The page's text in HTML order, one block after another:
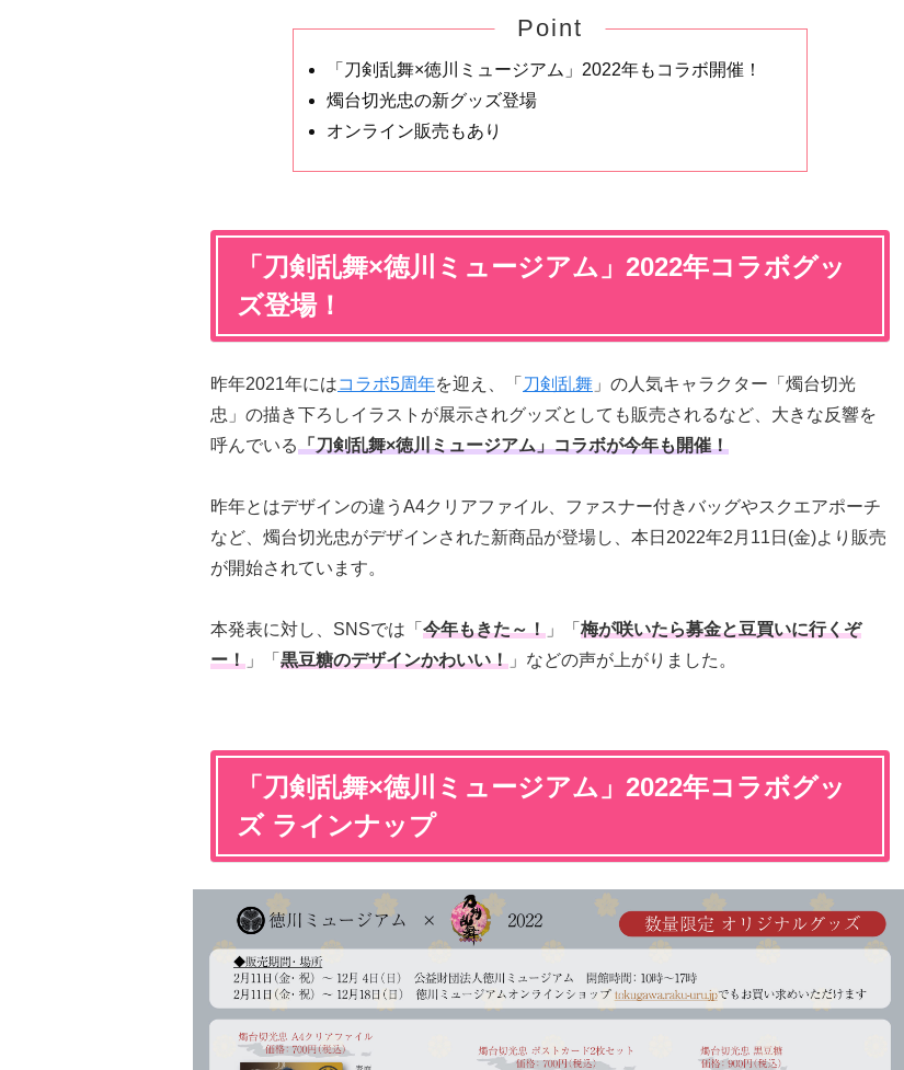
Point
「刀剣乱舞×徳川ミュージアム」2022年もコラボ開催！
燭台切光忠の新グッズ登場
オンライン販売もあり
「刀剣乱舞×徳川ミュージアム」2022年コラボグッ
ズ登場！
昨年2021年にはコラボ5周年を迎え、「 刀剣乱舞 」の人気キャラクター「燭台切光
忠」の描き下ろしイラストが展示されグッズとしても販売されるなど、大きな反響を
呼んでいる「刀剣乱舞×徳川ミュージアム」コラボが今年も開催！
昨年とはデザインの違うA4クリアファイル、ファスナー付きバッグやスクエアポーチ
など、燭台切光忠がデザインされた新商品が登場し、本日2022年2月11日(金)より販売
が開始されています。
本発表に対し、SNSでは「 今年もきた～！ 」「 梅が咲いたら募金と豆買いに行くぞ
ー！ 」「 黒豆糖のデザインかわいい！ 」などの声が上がりました。
「刀剣乱舞×徳川ミュージアム」2022年コラボグッ
ズ ラインナップ